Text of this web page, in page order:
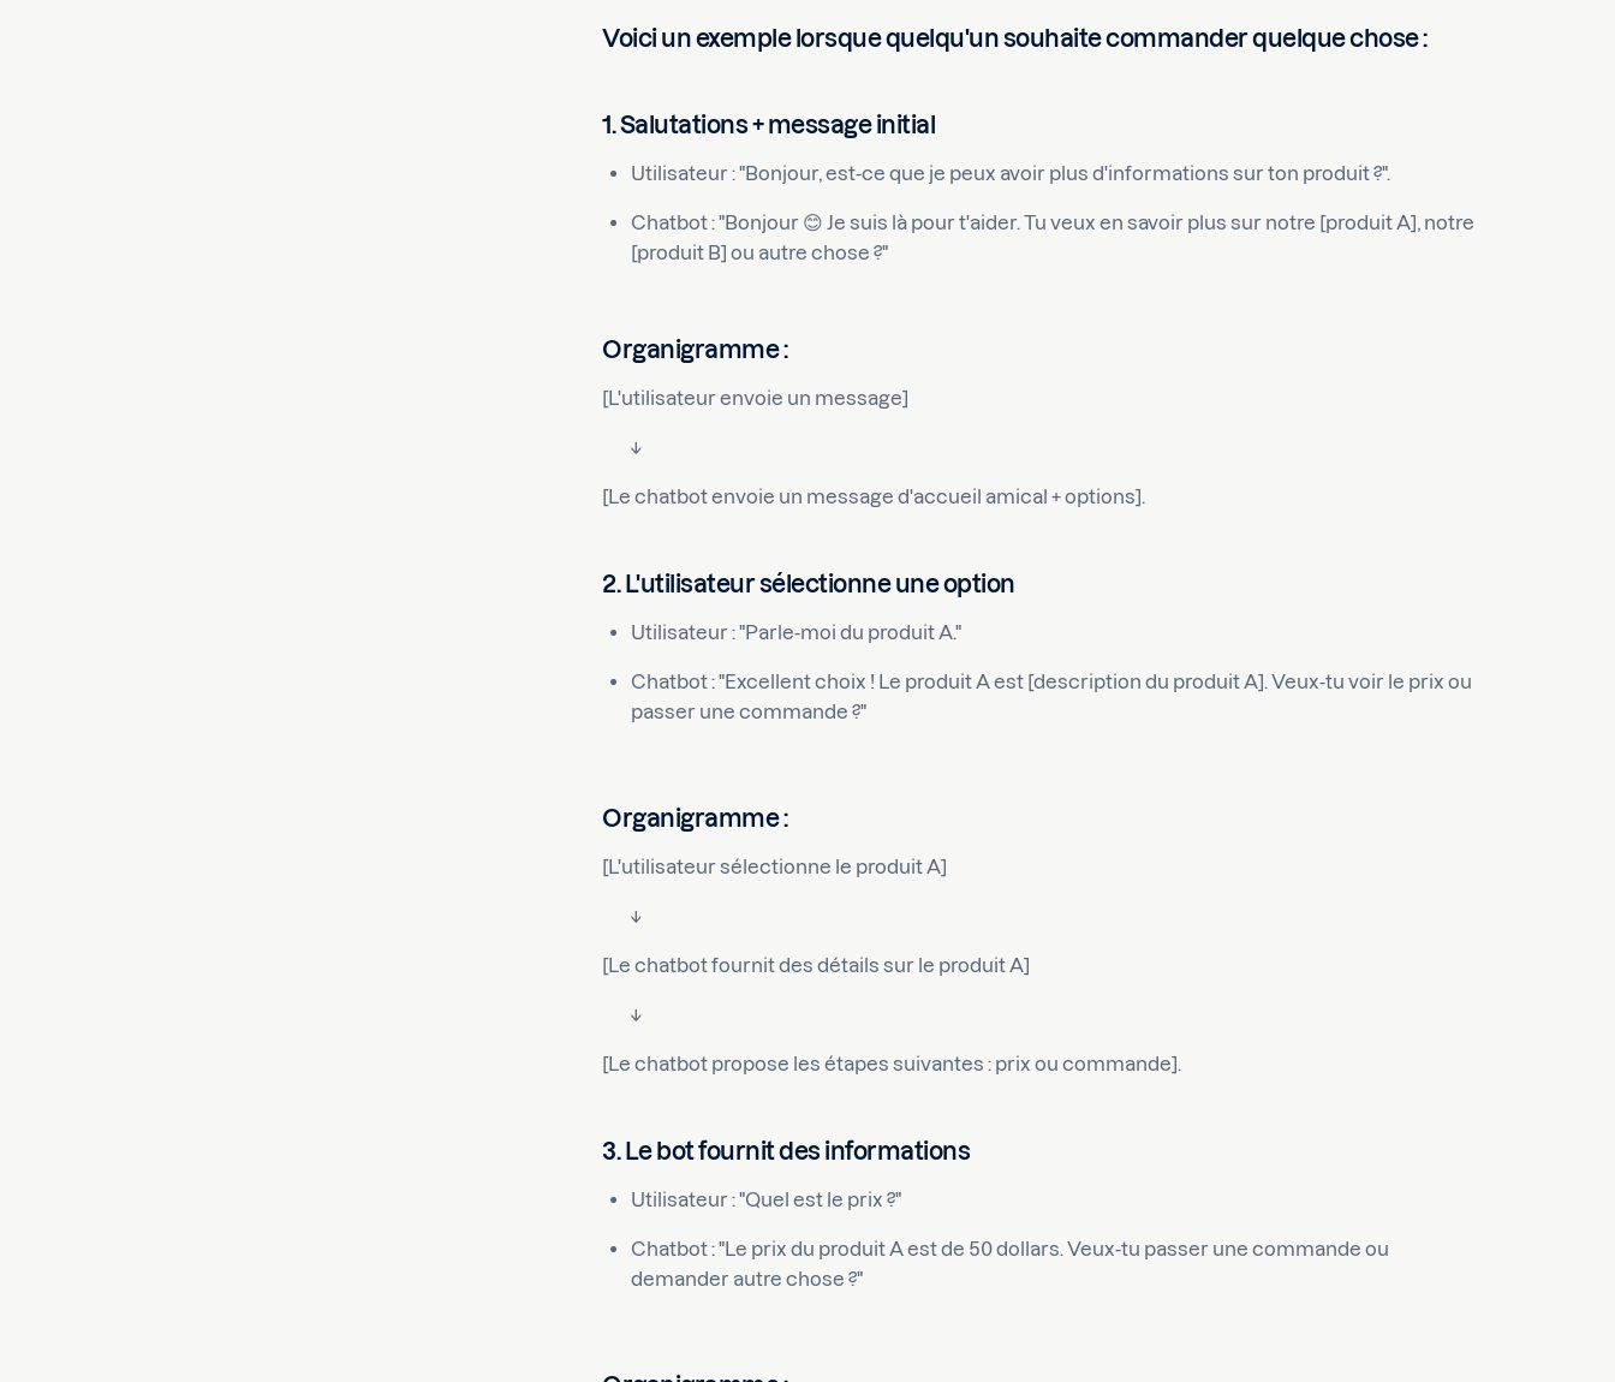
Voici un exemple lorsque quelqu'un souhaite commander quelque chose :
1. Salutations + message initial
Utilisateur : "Bonjour, est-ce que je peux avoir plus d'informations sur ton produit ?".
Chatbot : "Bonjour 😊 Je suis là pour t'aider. Tu veux en savoir plus sur notre [produit A], notre
[produit B] ou autre chose ?"
Organigramme :
[L'utilisateur envoie un message]
↓
[Le chatbot envoie un message d'accueil amical + options].
2. L'utilisateur sélectionne une option
Utilisateur : "Parle-moi du produit A."
Chatbot : "Excellent choix ! Le produit A est [description du produit A]. Veux-tu voir le prix ou
passer une commande ?"
Organigramme :
[L'utilisateur sélectionne le produit A]
↓
[Le chatbot fournit des détails sur le produit A]
↓
[Le chatbot propose les étapes suivantes : prix ou commande].
3. Le bot fournit des informations
Utilisateur : "Quel est le prix ?"
Chatbot : "Le prix du produit A est de 50 dollars. Veux-tu passer une commande ou
demander autre chose ?"